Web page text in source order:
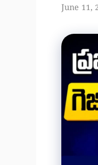
June 11,